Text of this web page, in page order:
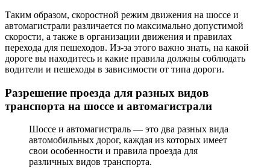
Таким образом, скоростной режим движения на шоссе и
автомагистрали различается по максимально допустимой
скорости, а также в организации движения и правилах
перехода для пешеходов. Из-за этого важно знать, на какой
дороге вы находитесь и какие правила должны соблюдать
водители и пешеходы в зависимости от типа дороги.
Разрешение проезда для разных видов
транспорта на шоссе и автомагистрали
Шоссе и автомагистраль — это два разных вида
автомобильных дорог, каждая из которых имеет
свои особенности и правила проезда для
различных видов транспорта.